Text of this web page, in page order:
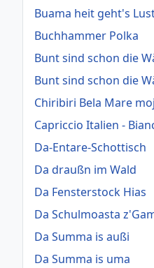
Buama heit geht's
Buchhammer Polka
Bunt sind schon die
Bunt sind schon die
Chiribiri Bela Mare
Capriccio Italien -
Da-Entare-Schottisch
Da draußn im Wald
Da Fensterstock Hias
Da Schulmoasta
Da Summa is außi
Da Summa is uma